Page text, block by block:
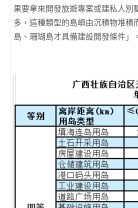
果要拿來開發旅遊專案或建私人別
多，這種類型的島嶼由沉積物堆積
島、珊瑚島才具備建設開發條件」